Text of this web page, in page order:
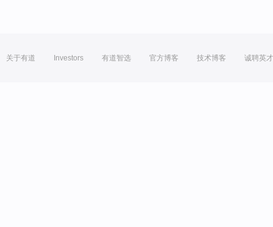
关于有道 Investors 有道智选 官方博客 技术博客 诚聘英才